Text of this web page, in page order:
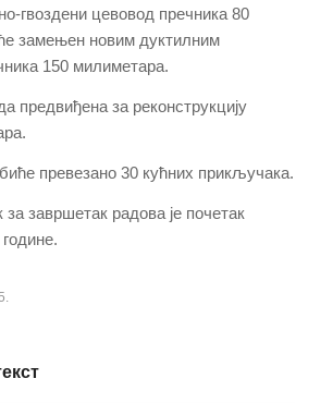
гвоздени цевовод пречника 80
замењен новим дуктилним
150 милиметара.
предвиђена за реконструкцију
превезано 30 кућних прикључака.
завршетак радова је почетак